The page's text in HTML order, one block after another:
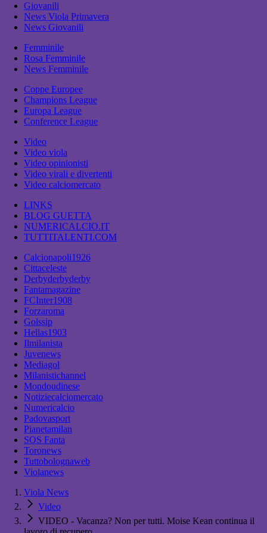
Giovanili
News Viola Primavera
News Giovanili
Femminile
Rosa Femminile
News Femminile
Coppe Europee
Champions League
Europa League
Conference League
Video
Video viola
Video opinionisti
Video virali e divertenti
Video calciomercato
LINKS
BLOG GUETTA
NUMERICALCIO.IT
TUTTITALENTI.COM
Calcionapoli1926
Cittaceleste
Derbyderbyderby
Fantamagazine
FCInter1908
Forzaroma
Golssip
Hellas1903
Ilmilanista
Juvenews
Mediagol
Milanistichannel
Mondoudinese
Notiziecalciomercato
Numericalcio
Padovasport
Pianetamilan
SOS Fanta
Toronews
Tuttobolognaweb
Violanews
Viola News
Video
VIDEO - Vacanza? Non per tutti. Moise Kean continua il